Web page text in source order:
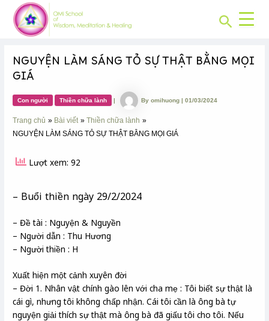
content
Search
NGUYỆN LÀM SÁNG TỎ SỰ THẬT BẰNG MỌI
GIÁ
Con người Thiền chữa lành | Byomihuong|01/03/2024
Trang chủ Bài viết
Thiền chữa lành
NGUYỆN LÀM SÁNG TỎ SỰ THẬT BẰNG MỌI GIÁ
Lượt xem: 92
– Buổi thiền ngày 29/2/2024
– Đề tài : Nguyện & Nguyền
– Người dẫn : Thu Hương
– Người thiền : H
Xuất hiện một cảnh xuyên đời
– Đời 1. Nhân vật chính gào lên với cha mẹ : Tôi biết sự thật là
cái gì, nhưng tôi không chấp nhận. Cái tôi cần là ông bà tự
nguyện giải thích sự thật mà ông bà đã giấu tôi cho tôi. Nếu
Post
navigation
CHUYÊN
MỤC: